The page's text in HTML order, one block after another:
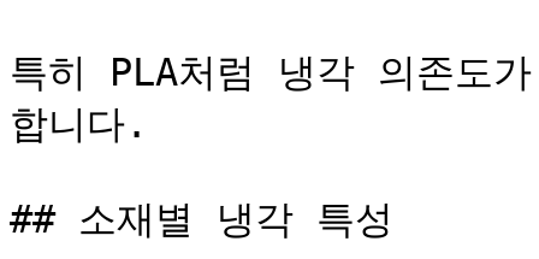
특히 PLA처럼 냉각 의존도
합니다.
## 소재별 냉각 특성